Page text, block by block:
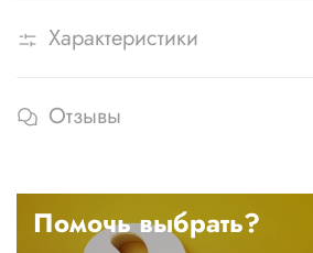
Характеристики
Отзывы
Помочь выбрать?